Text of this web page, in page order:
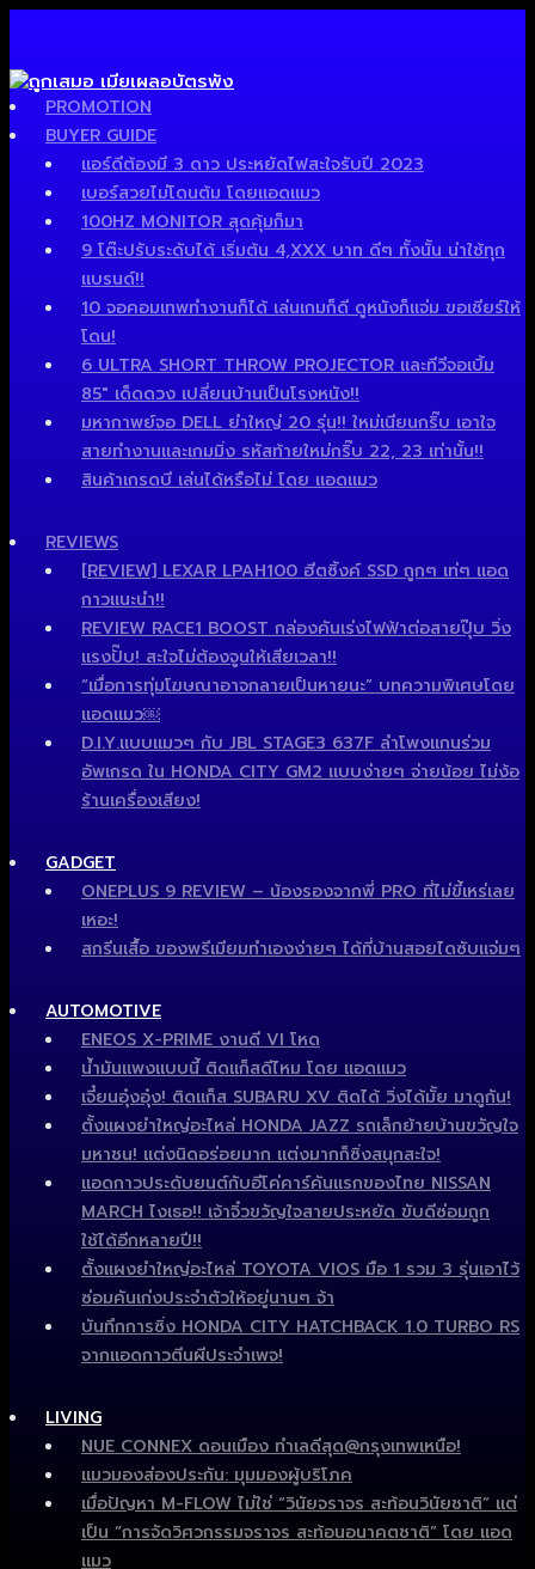
PROMOTION
BUYER GUIDE
แอร์ดีต้องมี 3 ดาว ประหยัดไฟสะใจรับปี 2023
เบอร์สวยไม่โดนต้ม โดยแอดแมว
100HZ MONITOR สุดคุ้มก็มา
9 โต๊ะปรับระดับได้ เริ่มต้น 4,XXX บาท ดีๆ ทั้งนั้น น่าใช้ทุก
แบรนด์!!
10 จอคอมเทพทำงานก็ได้ เล่นเกมก็ดี ดูหนังก็แจ่ม ขอเชียร์ให้
โดน!
6 ULTRA SHORT THROW PROJECTOR และทีวีจอเบิ้ม
85″ เด็ดดวง เปลี่ยนบ้านเป็นโรงหนัง!!
มหากาพย์จอ DELL ยำใหญ่ 20 รุ่น!! ใหม่เนียนกริ๊บ เอาใจ
สายทำงานและเกมมิ่ง รหัสท้ายใหม่กริ๊บ 22, 23 เท่านั้น!!
สินค้าเกรดบี เล่นได้หรือไม่ โดย แอดแมว
REVIEWS
[REVIEW] LEXAR LPAH100 ฮีตซิ้งค์ SSD ถูกๆ เท่ๆ แอด
กาวแนะนำ!!
REVIEW RACE1 BOOST กล่องคันเร่งไฟฟ้าต่อสายปุ๊บ วิ่ง
แรงปั๊บ! สะใจไม่ต้องจูนให้เสียเวลา!!
“เมื่อการทุ่มโฆษณาอาจกลายเป็นหายนะ” บทความพิเศษโดย
แอดแมว￼
D.I.Y.แบบแมวๆ กับ JBL STAGE3 637F ลำโพงแกนร่วม
อัพเกรด ใน HONDA CITY GM2 แบบง่ายๆ จ่ายน้อย ไม่ง้อ
ร้านเครื่องเสียง!
GADGET
ONEPLUS 9 REVIEW – น้องรองจากพี่ PRO ที่ไม่ขี้เหร่เลย
เหอะ!
สกรีนเสื้อ ของพรีเมียมทำเองง่ายๆ ได้ที่บ้านสอยไดซับแจ่มๆ
AUTOMOTIVE
ENEOS X-PRIME งานดี VI โหด
น้ำมันแพงแบบนี้ ติดแก็สดีไหม โดย แอดแมว
เจี๋ยนอุ๋งอุ๋ง! ติดแก็ส SUBARU XV ติดได้ วิ่งได้มั้ย มาดูกัน!
ตั้งแผงยำใหญ่อะไหล่ HONDA JAZZ รถเล็กย้ายบ้านขวัญใจ
มหาชน! แต่งนิดอร่อยมาก แต่งมากก็ซิ่งสนุกสะใจ!
แอดกาวประดับยนต์กับอีโค่คาร์คันแรกของไทย NISSAN
MARCH ไงเธอ!! เจ้าจิ๋วขวัญใจสายประหยัด ขับดีซ่อมถูก
ใช้ได้อีกหลายปี!!
ตั้งแผงยำใหญ่อะไหล่ TOYOTA VIOS มือ 1 รวม 3 รุ่นเอาไว้
ซ่อมคันเก่งประจำตัวให้อยู่นานๆ จ้า
บันทึกการซิ่ง HONDA CITY HATCHBACK 1.0 TURBO RS
จากแอดกาวตีนผีประจำเพจ!
LIVING
NUE CONNEX ดอนเมือง ทำเลดีสุด@กรุงเทพเหนือ!
แมวมองส่องประกัน: มุมมองผู้บริโภค
เมื่อปัญหา M-FLOW ไม่ใช่ “วินัยจราจร สะท้อนวินัยชาติ” แต่
เป็น “การจัดวิศวกรรมจราจร สะท้อนอนาคตชาติ” โดย แอด
แมว